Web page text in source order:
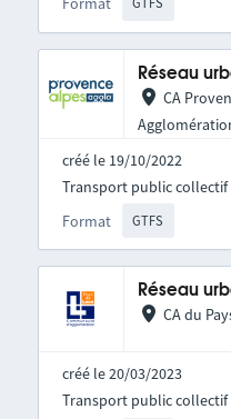
Réseau
CA
créé le 19/10/2022
Format GTFS
Transport public collectif
Réseau
CA du
créé le 20/03/2023
Transport public collectif